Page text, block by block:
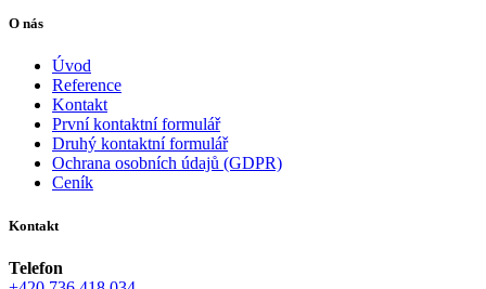
O nás
Úvod
Reference
Kontakt
První kontaktní formulář
Druhý kontaktní formulář
Ochrana osobních údajů (GDPR)
Ceník
Kontakt
Telefon